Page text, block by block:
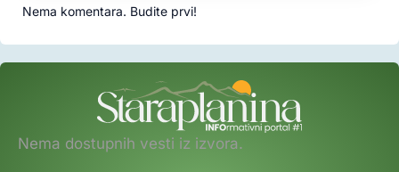
Nema komentara. Budite prvi!
Nema dostupnih vesti iz izvora.